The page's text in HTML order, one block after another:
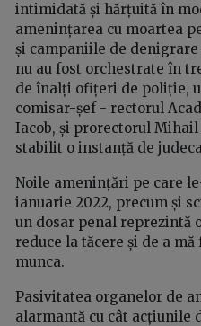
intimidată și hărțuită în
amenințarea cu moartea
și campaniile de
nu au fost orchestrate în
de înalți ofițeri de poliție,
comisar-șef - rectorul
Iacob, și prorectorul
stabilit o instanță de
Noile amenințări pe care
ianuarie 2022, precum și
un dosar penal reprezintă
reduce la tăcere și de a
munca.
Pasivitatea organelor de
alarmantă cu cât acțiunile